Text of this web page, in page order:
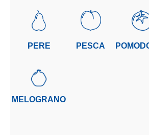
PERE PESCA
MELOGRANO